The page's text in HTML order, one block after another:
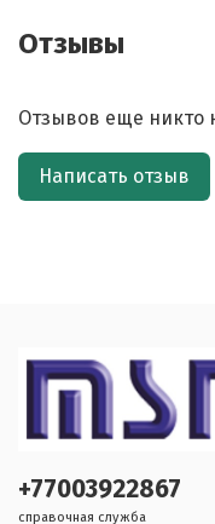
Отзывы
Отзывов еще никто
Написать отзыв
+77003922867
справочная служба